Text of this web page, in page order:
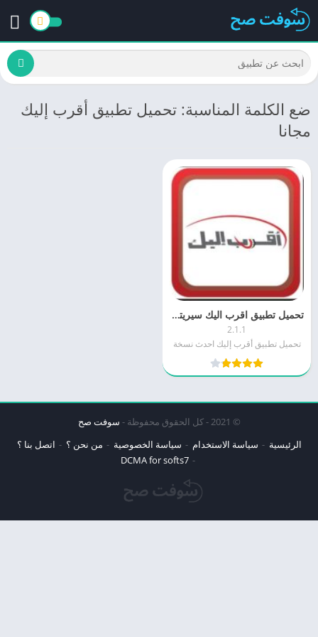
ضع الكلمة المناسبة: تحميل تطبيق أقرب إليك
مجانا
تحميل تطبيق اقرب اليك سيريتل Siriatel Akrab Elik 2.1 مجانا اخر اصدار
2.1.1
تحميل تطبيق أقرب إليك احدث نسخة
© 2021 - كل الحقوق محفوظة -
سوفت صح
الرئيسية
سياسة الاستخدام سياسة الخصوصية من نحن ؟
اتصل بنا ؟
DCMA for softs7